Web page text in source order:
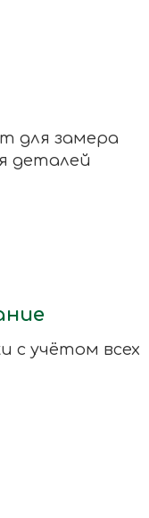
для замера
деталей
с учётом всех